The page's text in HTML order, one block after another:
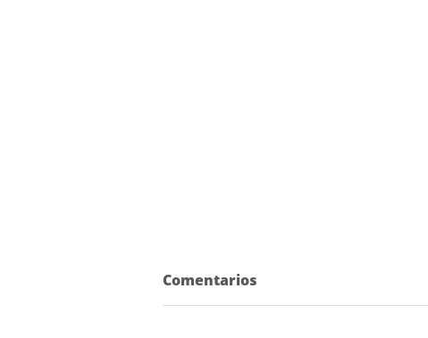
Comentarios